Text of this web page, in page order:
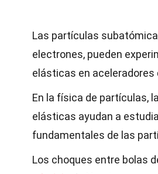
Las partículas
electrones, pueden
elásticas en aceleradores
En la física de partículas,
elásticas ayudan a
fundamentales de las
Los choques entre bolas